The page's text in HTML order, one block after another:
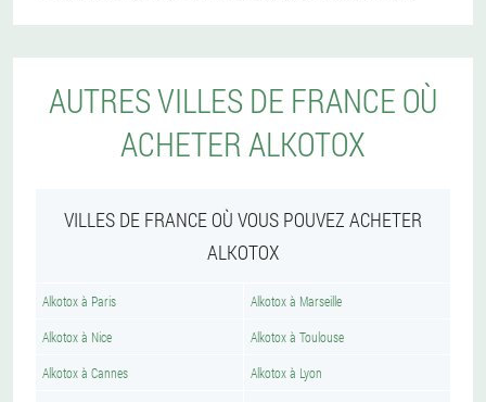
AUTRES VILLES DE FRANCE OÙ
ACHETER ALKOTOX
VILLES DE FRANCE OÙ VOUS POUVEZ ACHETER
ALKOTOX
Alkotox à Paris Alkotox à Marseille
Alkotox à Nice Alkotox à Toulouse
Alkotox à Cannes Alkotox à Lyon